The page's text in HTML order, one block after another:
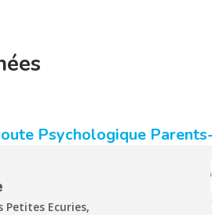
Psychologique
Petites Ecuries,